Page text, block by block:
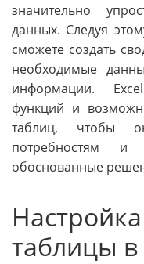
значительно
данных. Следуя
сможете создать
необходимые
информации.
функций и
таблиц, чтобы
потребностям
обоснованные
таблицы в